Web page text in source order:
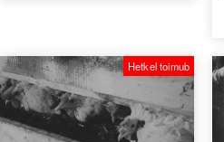
Hetkel toimub